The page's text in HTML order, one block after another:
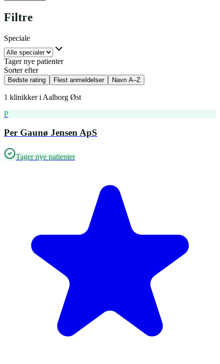
Filtre
Speciale
Tager nye patienter
Sorter efter
Bedste rating Flest anmeldelser Navn A–Z
1 klinikker i Aalborg Øst
P
Per Gaunø Jensen ApS
Tager nye patienter